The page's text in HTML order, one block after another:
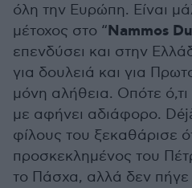
όλη την Ευρώπη. Είναι
μέτοχος στο “Nammos
επενδύσει και στην
για δουλειά και για
μόνη αλήθεια. Οπότε
με αφήνει αδιάφορο.
φίλους του ξεκαθάρισε
προσκεκλημένος του
το Πάσχα, αλλά δεν